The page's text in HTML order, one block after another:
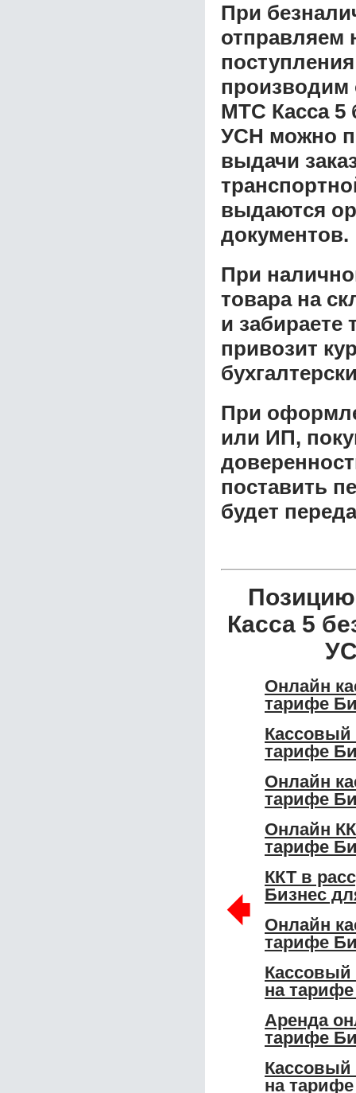
При
отправляем
производим
МТС Касса 5
УСН можно
выдачи
выдаются
документов.
При
товара на
и забираете
привозит
При
или ИП,
поставить
будет
Касса 5
Онлайн
тарифе
Кассовый
тарифе
Онлайн
тарифе
Онлайн
тарифе
ККТ в
Бизнес
Онлайн
тарифе
Кассовый
на
Аренда
тарифе
Кассовый
на
🠸